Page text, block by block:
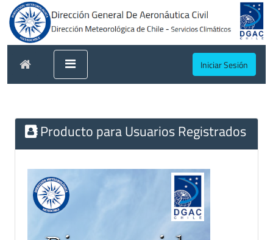
Iniciar Sesión
Producto para Usuarios Registrados